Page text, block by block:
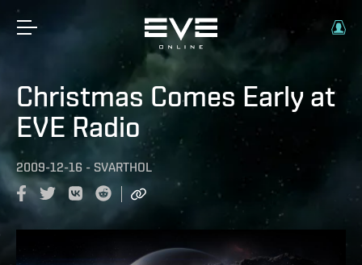
Christmas Comes Early at
EVE Radio
2009-12-16 - SVARTHOL